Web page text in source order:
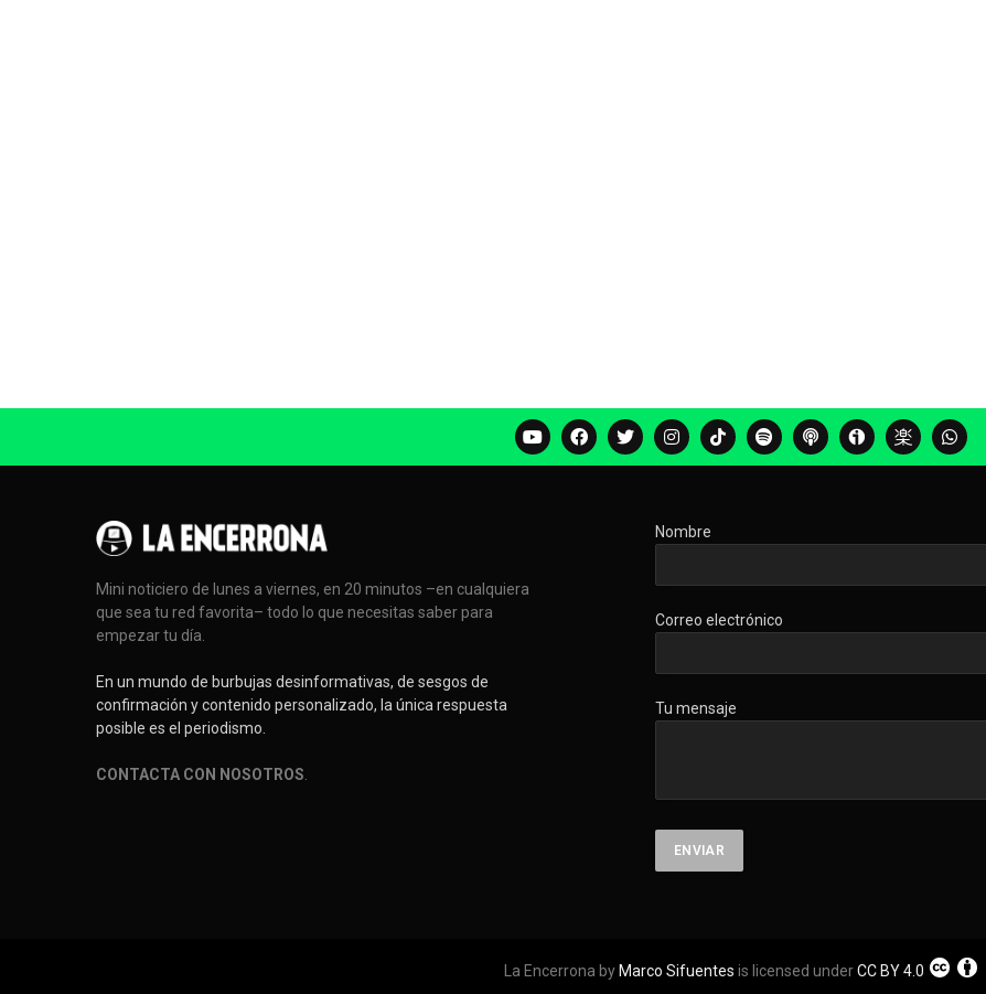
Mini noticiero de lunes a viernes, en 20 minutos –en cualquiera
que sea tu red favorita– todo lo que necesitas saber para
empezar tu día.
En un mundo de burbujas desinformativas, de sesgos de
confirmación y contenido personalizado, la única respuesta
posible es el periodismo.
CONTACTA CON NOSOTROS
Nombre
Correo electrónico
Tu mensaje
La Encerrona by Marco Sifuentes is licensed underCC BY 4.0